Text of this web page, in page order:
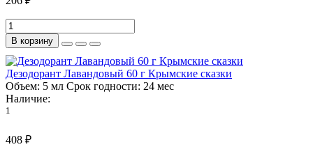
В корзину
Дезодорант Лавандовый 60 г Крымские сказки
Объем: 5 мл Срок годности: 24 мес
Наличие:
1
408 ₽